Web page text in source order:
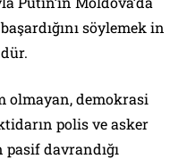
söylemek in
olmayan, demokrasi
polis ve asker
davrandığı